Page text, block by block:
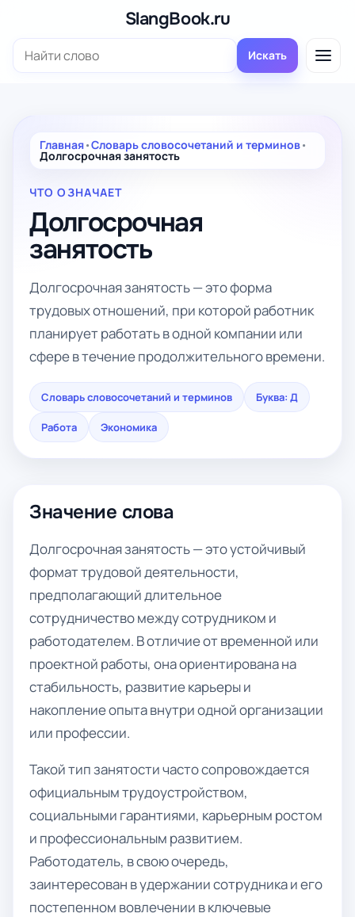
содержимому
SlangBook.ru
Поиск: Искать
Главная•Словарь словосочетаний и терминов•
Долгосрочная занятость
ЧТО ОЗНАЧАЕТ
Долгосрочная
занятость
Долгосрочная занятость — это форма
трудовых отношений, при которой работник
планирует работать в одной компании или
сфере в течение продолжительного времени.
Словарь словосочетаний и терминов Буква: Д
Работа Экономика
Значение слова
Долгосрочная занятость — это устойчивый
формат трудовой деятельности,
предполагающий длительное
сотрудничество между сотрудником и
работодателем. В отличие от временной или
проектной работы, она ориентирована на
стабильность, развитие карьеры и
накопление опыта внутри одной организации
или профессии.
Такой тип занятости часто сопровождается
официальным трудоустройством,
социальными гарантиями, карьерным ростом
и профессиональным развитием.
Работодатель, в свою очередь,
заинтересован в удержании сотрудника и его
постепенном вовлечении в ключевые